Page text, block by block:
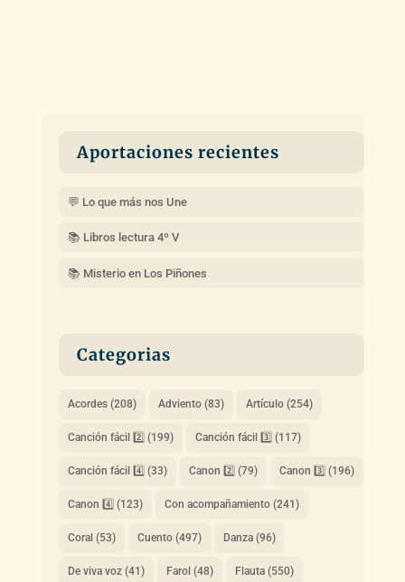
Aportaciones recientes
💬 Lo que más nos Une
📚 Libros lectura 4º V
📚 Misterio en Los Piñones
Categorias
Acordes(208) Adviento(83) Artículo(254)
Canción fácil 2️⃣ (199) Canción fácil 3️⃣ (117)
Canción fácil 4️⃣ (33) Canon 2️⃣ (79) Canon 3️⃣ (196)
Canon 4️⃣ (123) Con acompañamiento(241)
Coral(53) Cuento(497) Danza(96)
De viva voz(41) Farol(48) Flauta(550)